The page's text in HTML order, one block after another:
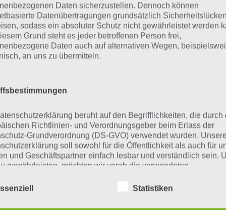
App! Dort kannst du mit der Suche
schnell die Antworten und
über 300 Level finden!
findest Lösungen auch ohne unsere Hilfe, indem du in
jedoch begrenzt sind, hast du hier stets die
obige Lösung stimmt leider
die Lösung, die wir dir oben vorgestellt haben, nicht
ein Wort in der Lösung von 94 Prozent fehlt, so teile
in den Kommentaren mit. Nur so können wir stets
Daten sicherzustellen. Dennoch können
Datenübertragungen grundsätzlich Sicherheitslücken
sodass ein absoluter Schutz nicht gewährleistet werden
Grund steht es jeder betroffenen Person frei,
Daten auch auf alternativen Wegen,
an uns zu übermitteln.
beruht auf den Begrifflichkeiten, die durch
Richtlinien- und Verordnungsgeber beim Erlass der
Grundverordnung (DS-GVO) verwendet wurden. Unsere
soll sowohl für die Öffentlichkeit als auch für
und Geschäftspartner einfach lesbar und verständlich sein.
gewährleisten, möchten wir vorab die verwendeten
Statistiken